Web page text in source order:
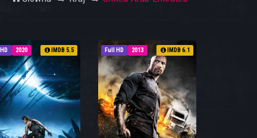
2020 IMDB 5.5 Full HD 2013 IMDB 6.1